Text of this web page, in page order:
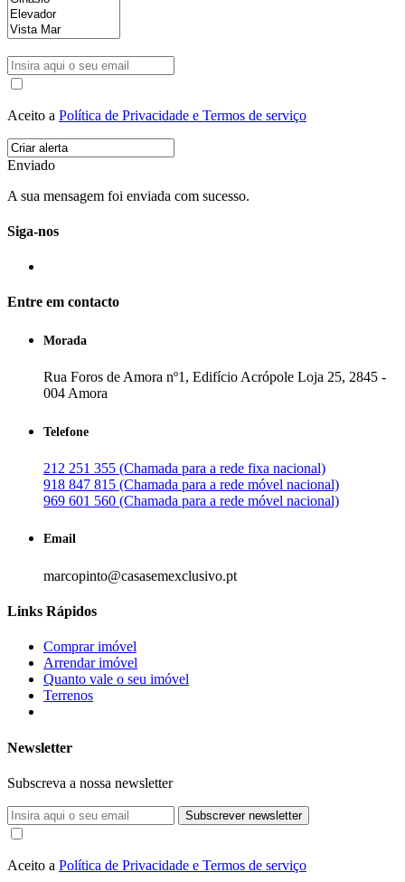
Aceito a Política de Privacidade e Termos de serviço
Enviado
A sua mensagem foi enviada com sucesso.
Siga-nos
Entre em contacto
Morada
Rua Foros de Amora nº1, Edifício Acrópole Loja 25, 2845 -
004 Amora
Telefone
212 251 355 (Chamada para a rede fixa nacional)
918 847 815 (Chamada para a rede móvel nacional)
969 601 560 (Chamada para a rede móvel nacional)
Email
marcopinto@casasemexclusivo.pt
Links Rápidos
Comprar imóvel
Arrendar imóvel
Quanto vale o seu imóvel
Terrenos
Newsletter
Subscreva a nossa newsletter
Subscrever newsletter
Aceito a Política de Privacidade e Termos de serviço